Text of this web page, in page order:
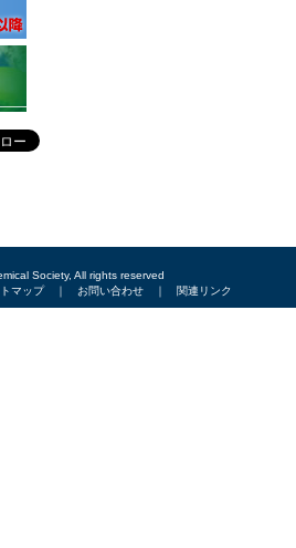
Society, All rights reserved
マップ｜ お問い合わせ ｜ 関連リンク